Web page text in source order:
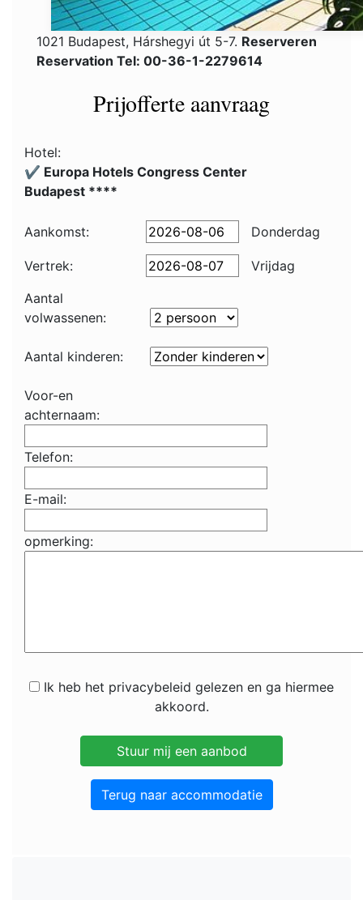
1021 Budapest, Hárshegyi út 5-7. Reserveren
Reservation Tel: 00-36-1-2279614
Prijofferte aanvraag
Hotel:
✔️ Europa Hotels Congress Center
Budapest ****
Aankomst: Donderdag
Vertrek:
Vrijdag
Aantal
volwassenen:
Aantal kinderen:
Voor-en
achternaam:
Telefon:
E-mail:
opmerking:
Ik heb het privacybeleid gelezen en ga hiermee
akkoord.
Terug naar accommodatie